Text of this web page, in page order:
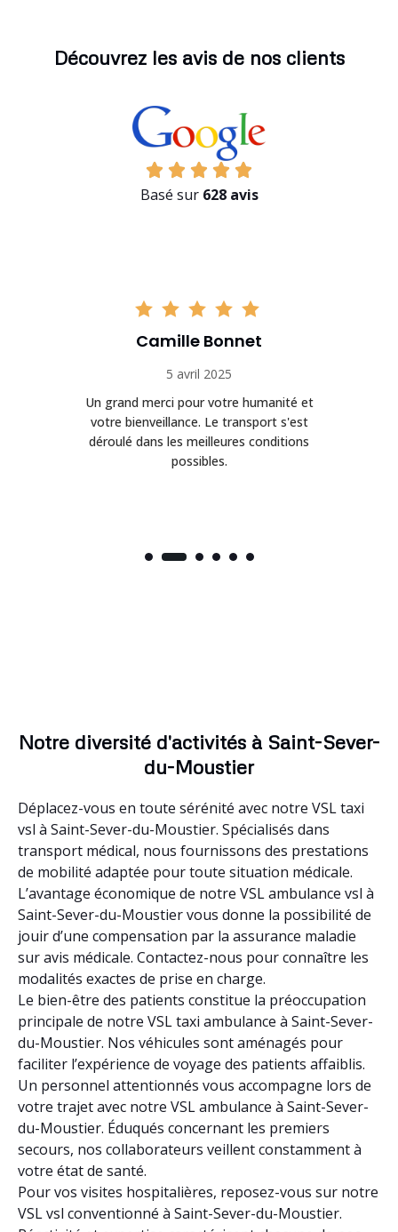
Découvrez les avis de nos clients
Basé sur 628 avis
Camille Bonnet
5 avril 2025
Un grand merci pour votre humanité et
votre bienveillance. Le transport s'est
déroulé dans les meilleures conditions
possibles.
Notre diversité d'activités à Saint-Sever-
du-Moustier
Déplacez-vous en toute sérénité avec notre VSL taxi
vsl à Saint-Sever-du-Moustier. Spécialisés dans
transport médical, nous fournissons des prestations
de mobilité adaptée pour toute situation médicale.
L’avantage économique de notre VSL ambulance vsl à
Saint-Sever-du-Moustier vous donne la possibilité de
jouir d’une compensation par la assurance maladie
sur avis médicale. Contactez-nous pour connaître les
modalités exactes de prise en charge.
Le bien-être des patients constitue la préoccupation
principale de notre VSL taxi ambulance à Saint-Sever-
du-Moustier. Nos véhicules sont aménagés pour
faciliter l’expérience de voyage des patients affaiblis.
Un personnel attentionnés vous accompagne lors de
votre trajet avec notre VSL ambulance à Saint-Sever-
du-Moustier. Éduqués concernant les premiers
secours, nos collaborateurs veillent constamment à
votre état de santé.
Pour vos visites hospitalières, reposez-vous sur notre
VSL vsl conventionné à Saint-Sever-du-Moustier.